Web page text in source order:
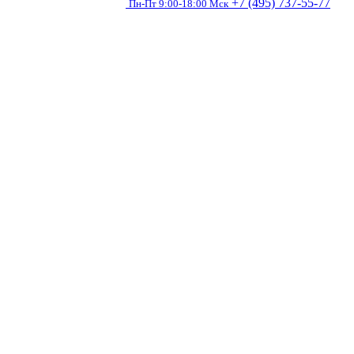
Пн-Пт 9:00-18:00 Мск +7 (495) 737-55-77